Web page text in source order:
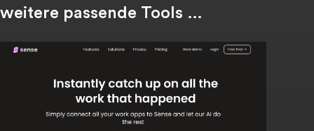
weitere passende Tools …